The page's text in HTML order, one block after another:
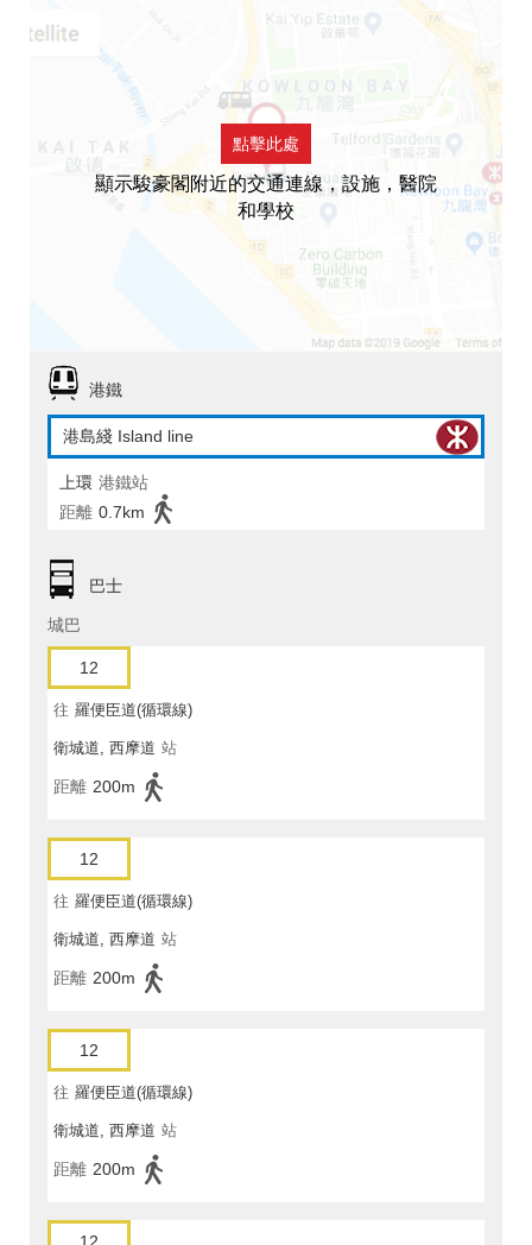
點擊此處
顯示駿豪閣附近的交通連線，設施，醫院
和學校
港鐵
港島綫 Island line
上環 港鐵站
距離 0.7km
巴士
城巴
12
往 羅便臣道(循環線)
衛城道, 西摩道 站
距離 200m
12
往 羅便臣道(循環線)
衛城道, 西摩道 站
距離 200m
12
往 羅便臣道(循環線)
衛城道, 西摩道 站
距離 200m